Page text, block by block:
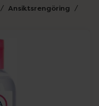
Ansiktsrengöring